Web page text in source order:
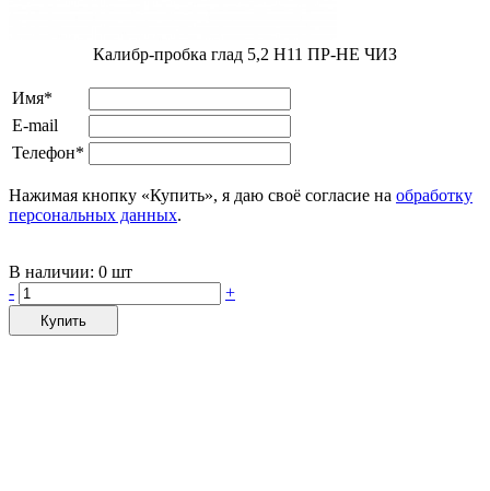
Калибр-пробка глад 5,2 H11 ПР-НЕ ЧИЗ
Имя*
E-mail
Телефон*
Нажимая кнопку «Купить», я даю своё согласие на обработку
персональных данных.
В наличии: 0 шт
-
+
Купить